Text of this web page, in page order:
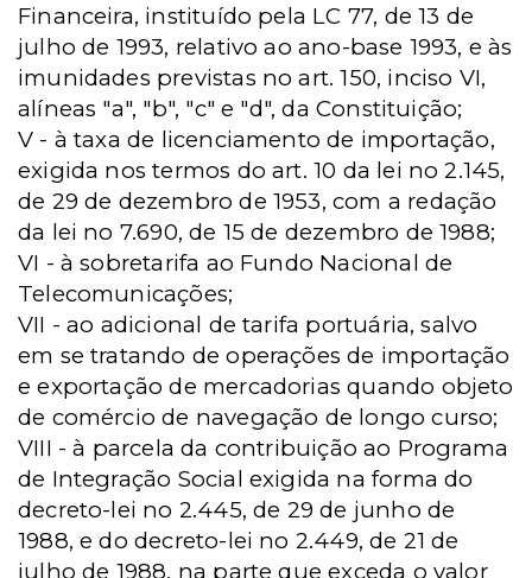
Financeira, instituído pela LC 77, de 13 de
julho de 1993, relativo ao ano-base 1993, e às
imunidades previstas no art. 150, inciso VI,
alíneas "a", "b", "c" e "d", da Constituição;
V - à taxa de licenciamento de importação,
exigida nos termos do art. 10 da lei no 2.145,
de 29 de dezembro de 1953, com a redação
da lei no 7.690, de 15 de dezembro de 1988;
VI - à sobretarifa ao Fundo Nacional de
Telecomunicações;
VII - ao adicional de tarifa portuária, salvo
em se tratando de operações de importação
e exportação de mercadorias quando objeto
de comércio de navegação de longo curso;
VIII - à parcela da contribuição ao Programa
de Integração Social exigida na forma do
decreto-lei no 2.445, de 29 de junho de
1988, e do decreto-lei no 2.449, de 21 de
julho de 1988, na parte que exceda o valor